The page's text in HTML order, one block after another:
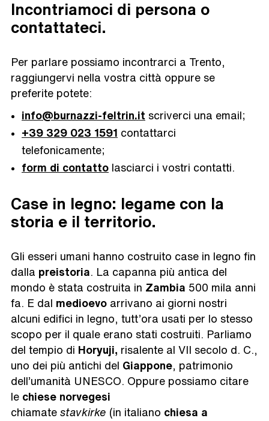
Incontriamoci di persona o
contattateci.
Per parlare possiamo incontrarci a Trento,
raggiungervi nella vostra città oppure se
preferite potete:
info@burnazzi-feltrin.it scriverci una email;
+39 329 023 1591 contattarci
telefonicamente;
form di contatto lasciarci i vostri contatti.
Case in legno: legame con la
storia e il territorio.
Gli esseri umani hanno costruito case in legno fin
dalla preistoria . La capanna più antica del
mondo è stata costruita in Zambia 500 mila anni
fa. E dal medioevo arrivano ai giorni nostri
alcuni edifici in legno, tutt’ora usati per lo stesso
scopo per il quale erano stati costruiti. Parliamo
del tempio di Horyuji, risalente al VII secolo d. C.,
uno dei più antichi del Giappone , patrimonio
dell’umanità UNESCO. Oppure possiamo citare
le chiese norvegesi
chiamate stavkirke (in italiano chiesa a